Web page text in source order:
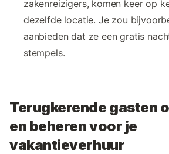
zakenreizigers, komen keer op
dezelfde locatie. Je zou
aanbieden dat ze een gratis
stempels.
Terugkerende gasten
en beheren voor je
vakantieverhuur